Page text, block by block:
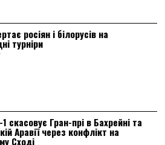
росіян і білорусів на
турніри
скасовує Гран-прі в Бахрейні та
Аравії через конфлікт на
Сході